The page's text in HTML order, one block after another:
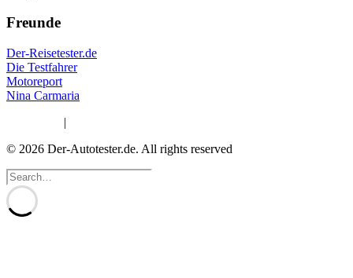
Freunde
Der-Reisetester.de
Die Testfahrer
Motoreport
Nina Carmaria
|
© 2026 Der-Autotester.de. All rights reserved